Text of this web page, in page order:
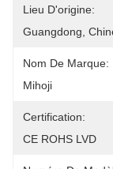
Lieu D'origine:
Guangdong,
Nom De Marque:
Mihoji
Certification:
CE ROHS LVD